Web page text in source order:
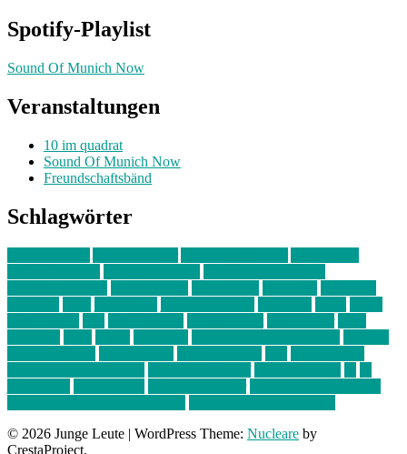
Spotify-Playlist
Sound Of Munich Now
Veranstaltungen
10 im quadrat
Sound Of Munich Now
Freundschaftsbänd
Schlagwörter
© 2026 Junge Leute | WordPress Theme: Nucleare by
CrestaProject.